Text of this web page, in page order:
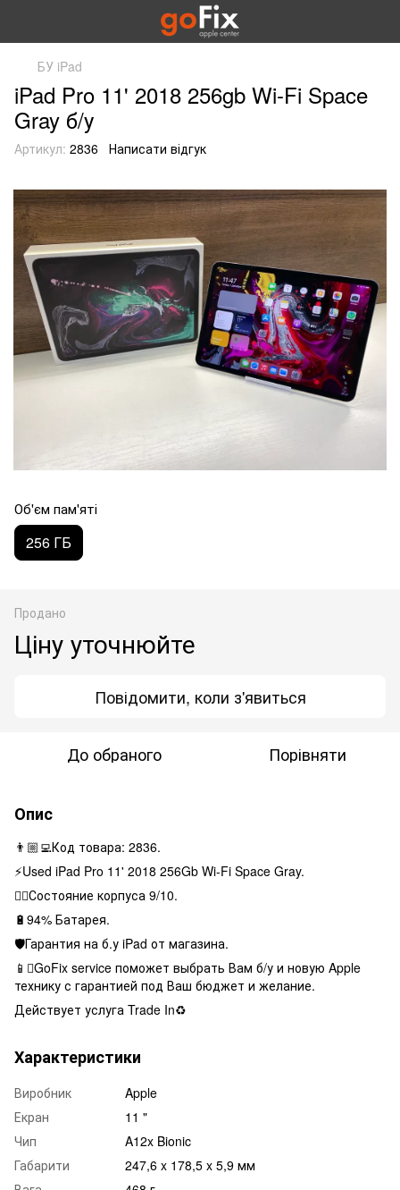
БУ iPad
iPad Pro 11' 2018 256gb Wi-Fi Space
Gray б/у
Артикул: 2836 Написати відгук
Об'єм пам'яті
256 ГБ
Продано
Ціну уточнюйте
Повідомити, коли з'явиться
До обраного Порівняти
Опис
👨🏼‍💻Код товара: 2836.
⚡️Used iPad Pro 11' 2018 256Gb Wi-Fi Space Gray.
👌🏻Состояние корпуса 9/10.
🔋94% Батарея.
🛡Гарантия на б.у iPad от магазина.
📱GoFix service поможет выбрать Вам б/у и новую Apple
технику с гарантией под Ваш бюджет и желание.
Действует услуга Trade In♻️
Характеристики
Виробник
Apple
Екран
11 "
Чип
A12x Bionic
Габарити
247,6 x 178,5 x 5,9 мм